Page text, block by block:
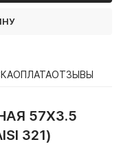
ОПЛАТАОТЗЫВЫ
57Х3.5
321)